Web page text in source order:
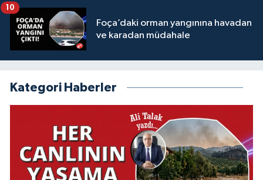
Foça’daki orman yangınına havadan
ve karadan müdahale
10
Kategori Haberler